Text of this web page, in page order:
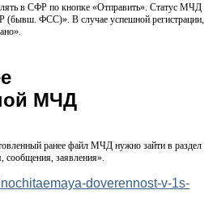
в СФР по кнопке «Отправить». Статус МЧД
(бывш. ФСС)». В случае успешной регистрации,
МЧД
ранее файл МЧД нужно зайти в раздел
заявления».